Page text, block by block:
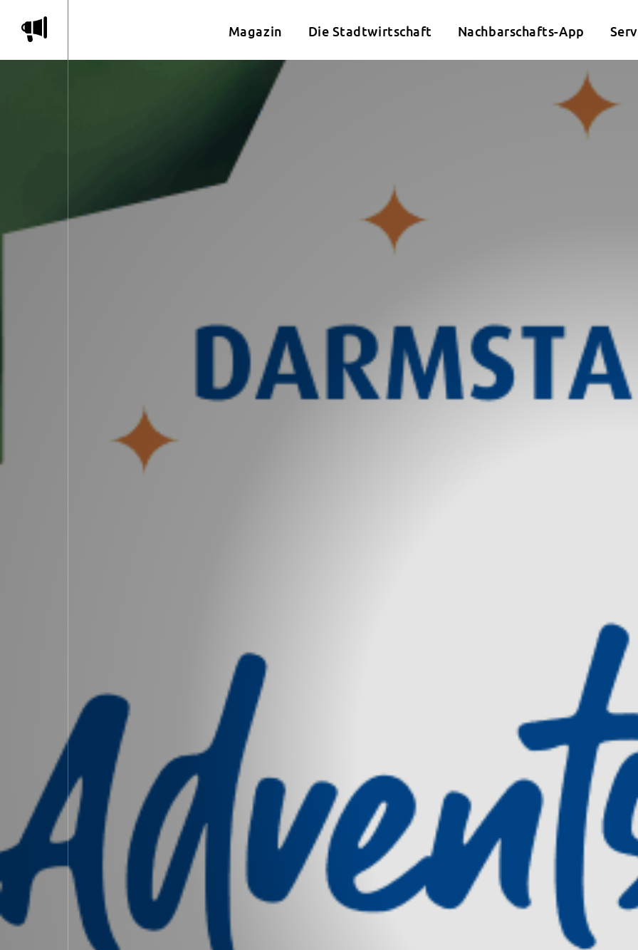
m Magazin Die Stadtwirtschaft Nachbarschafts-App